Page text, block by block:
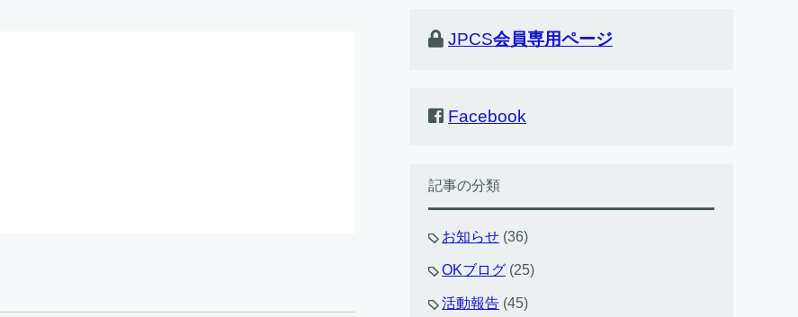
JPCS会員専用ページ
Facebook
記事の分類
お知らせ (36)
OKブログ (25)
活動報告 (45)